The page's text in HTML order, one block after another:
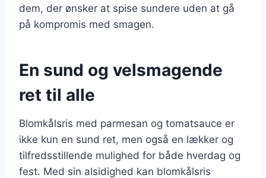
dem, der ønsker at spise sundere uden at gå
på kompromis med smagen.
En sund og velsmagende
ret til alle
Blomkålsris med parmesan og tomatsauce er
ikke kun en sund ret, men også en lækker og
tilfredsstillende mulighed for både hverdag og
fest. Med sin alsidighed kan blomkålsris